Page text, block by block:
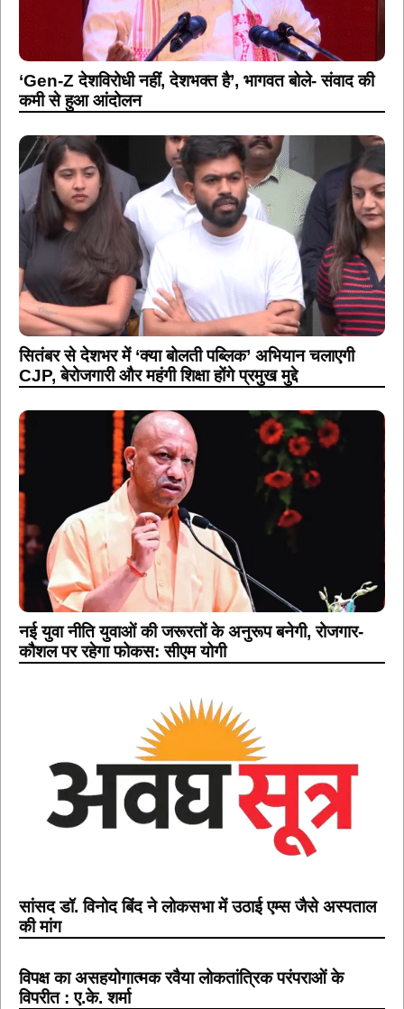
‘Gen-Z देशविरोधी नहीं, देशभक्त है’, भागवत बोले- संवाद की
कमी से हुआ आंदोलन
सितंबर से देशभर में ‘क्या बोलती पब्लिक’ अभियान चलाएगी
CJP, बेरोजगारी और महंगी शिक्षा होंगे प्रमुख मुद्दे
नई युवा नीति युवाओं की जरूरतों के अनुरूप बनेगी, रोजगार-
कौशल पर रहेगा फोकस: सीएम योगी
सांसद डॉ. विनोद बिंद ने लोकसभा में उठाई एम्स जैसे अस्पताल
की मांग
विपक्ष का असहयोगात्मक रवैया लोकतांत्रिक परंपराओं के
विपरीत : ए.के. शर्मा